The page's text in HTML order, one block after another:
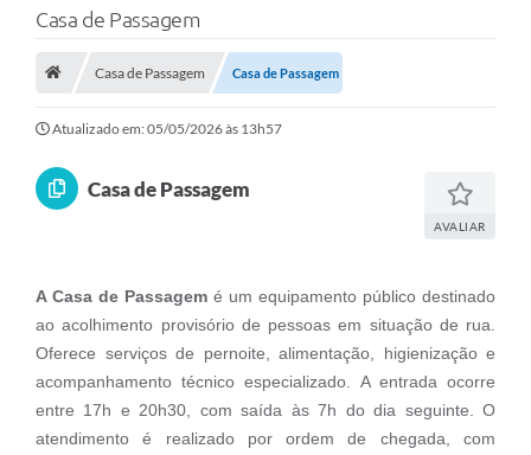
Casa de Passagem
Casa de Passagem Casa de Passagem
Atualizado em: 05/05/2026 às 13h57
Casa de Passagem
AVALIAR
A Casa de Passagem é um equipamento público destinado
ao acolhimento provisório de pessoas em situação de rua.
Oferece serviços de pernoite, alimentação, higienização e
acompanhamento técnico especializado. A entrada ocorre
entre 17h e 20h30, com saída às 7h do dia seguinte. O
atendimento é realizado por ordem de chegada, com